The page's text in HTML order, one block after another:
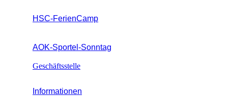
HSC-FerienCamp
AOK-Sportel-Sonntag
Geschäftsstelle
Informationen